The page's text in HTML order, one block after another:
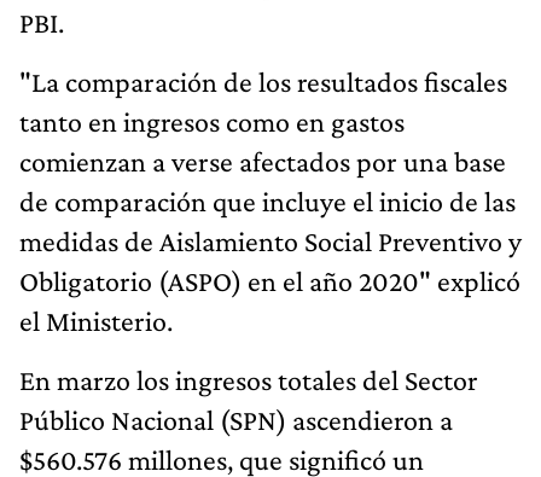
PBI.
"La comparación de los resultados fiscales
tanto en ingresos como en gastos
comienzan a verse afectados por una base
de comparación que incluye el inicio de las
medidas de Aislamiento Social Preventivo y
Obligatorio (ASPO) en el año 2020" explicó
el Ministerio.
En marzo los ingresos totales del Sector
Público Nacional (SPN) ascendieron a
$560.576 millones, que significó un